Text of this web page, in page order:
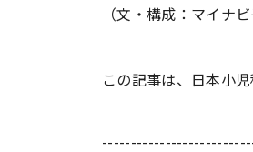
（文・構成：マイナ
この記事は、日本小